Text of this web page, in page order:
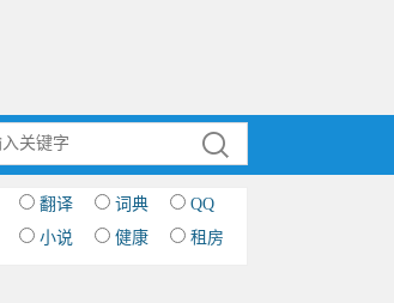
翻译 词典
QQ
小说 健康 租房